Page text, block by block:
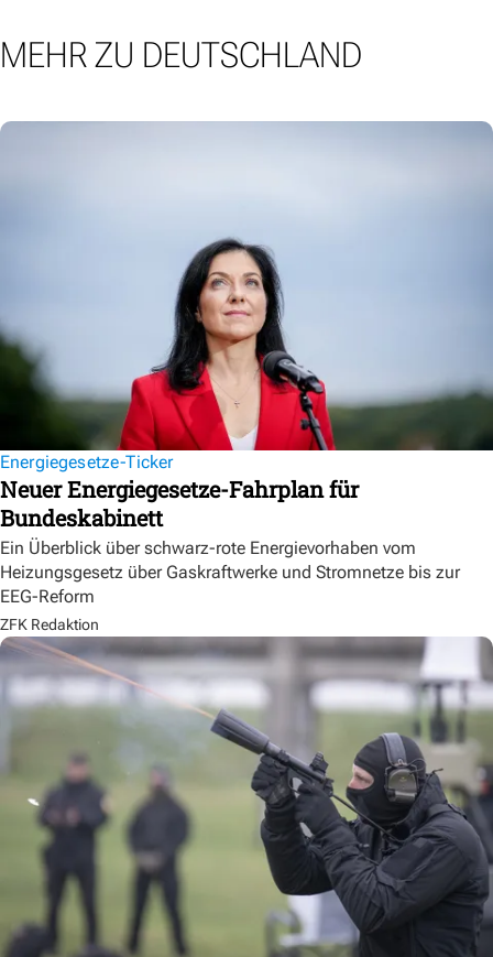
MEHR ZU DEUTSCHLAND
Energiegesetze-Ticker
Neuer Energiegesetze-Fahrplan für
Bundeskabinett
Ein Überblick über schwarz-rote Energievorhaben vom
Heizungsgesetz über Gaskraftwerke und Stromnetze bis zur
EEG-Reform
ZFK Redaktion